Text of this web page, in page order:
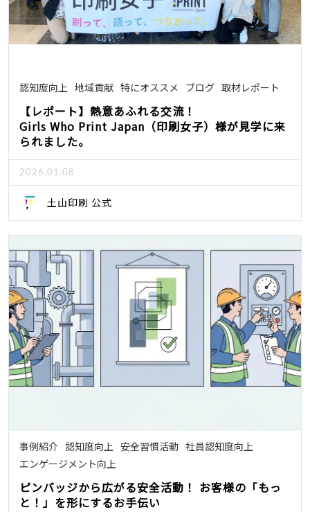
認知度向上 地域貢献 特にオススメ ブログ 取材レポート
【レポート】熱意あふれる交流！
Girls Who Print Japan（印刷女子）様が見学に来
られました。
2026.01.08
土山印刷 公式
事例紹介 認知度向上 安全習慣活動 社員認知度向上
エンゲージメント向上
ピンバッジから広がる安全活動！ お客様の「もっ
と！」を形にするお手伝い